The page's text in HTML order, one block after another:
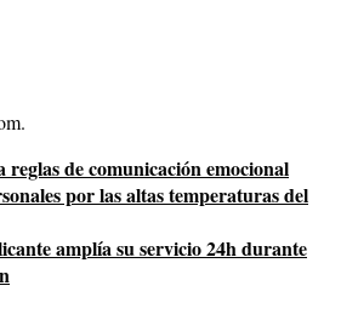
reglas de comunicación emocional
por las altas temperaturas del
amplía su servicio 24h durante